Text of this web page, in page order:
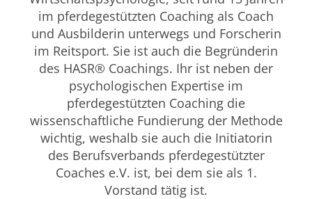
im pferdegestützten Coaching als Coach
und Ausbilderin unterwegs und Forscherin
im Reitsport. Sie ist auch die Begründerin
des HASR® Coachings. Ihr ist neben der
psychologischen Expertise im
pferdegestützten Coaching die
wissenschaftliche Fundierung der Methode
wichtig, weshalb sie auch die Initiatorin
des Berufsverbands pferdegestützter
Coaches e.V. ist, bei dem sie als 1.
Vorstand tätig ist.